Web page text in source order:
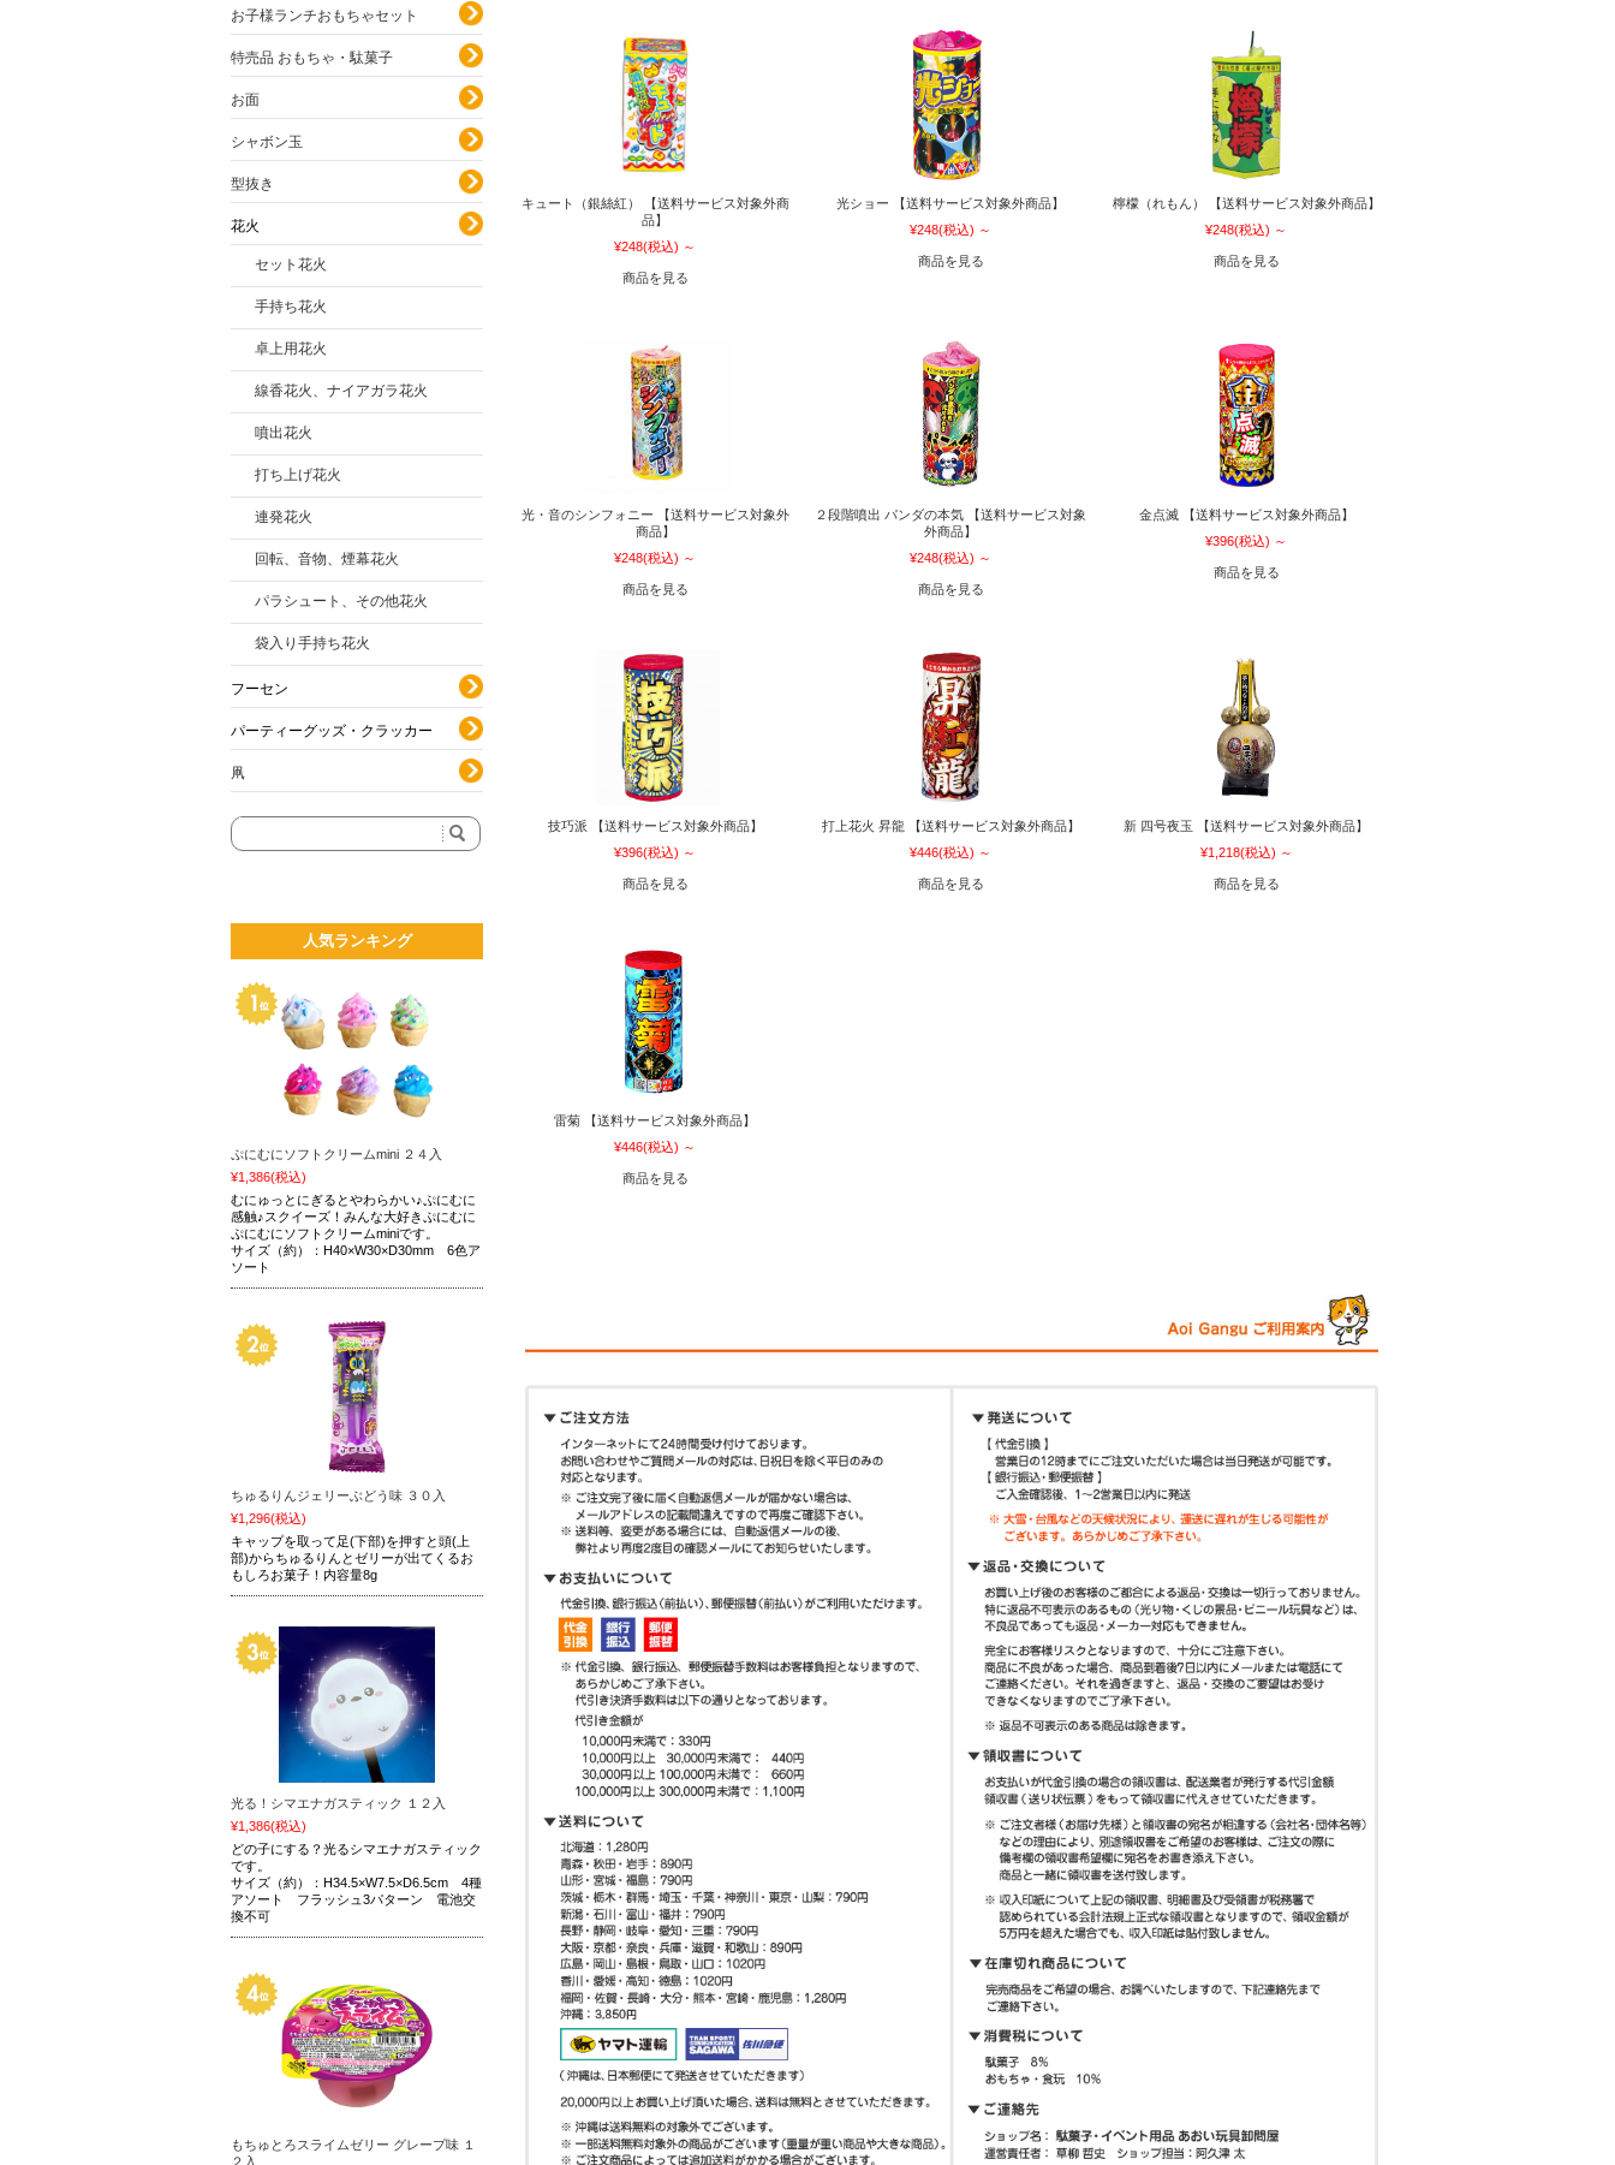
キュート（銀絲紅） 【送料サービス対象外商
品】
¥248(税込) ～
商品を見る
光ショー 【送料サービス対象外商品】
¥248(税込) ～
商品を見る
檸檬（れもん） 【送料サービス対象外商品】
¥248(税込) ～
商品を見る
光・音のシンフォニー 【送料サービス対象外
商品】
¥248(税込) ～
商品を見る
２段階噴出 パンダの本気 【送料サービス対象
外商品】
¥248(税込) ～
商品を見る
金点滅 【送料サービス対象外商品】
¥396(税込) ～
商品を見る
技巧派 【送料サービス対象外商品】
¥396(税込) ～
商品を見る
打上花火 昇龍 【送料サービス対象外商品】
¥446(税込) ～
商品を見る
新 四号夜玉 【送料サービス対象外商品】
¥1,218(税込) ～
商品を見る
雷菊 【送料サービス対象外商品】
¥446(税込) ～
商品を見る
お子様ランチおもちゃセット
特売品 おもちゃ・駄菓子
お面
シャボン玉
型抜き
花火
セット花火
手持ち花火
卓上用花火
線香花火、ナイアガラ花火
噴出花火
打ち上げ花火
連発花火
回転、音物、煙幕花火
パラシュート、その他花火
袋入り手持ち花火
フーセン
パーティーグッズ・クラッカー
凧
人気ランキング
ぷにむにソフトクリームmini ２４入
¥1,386(税込)
むにゅっとにぎるとやわらかい♪ぷにむに
感触♪スクイーズ！みんな大好きぷにむに
ぷにむにソフトクリームminiです。
サイズ（約）：H40×W30×D30mm 6色ア
ソート
ちゅるりんジェリーぶどう味 ３０入
¥1,296(税込)
キャップを取って足(下部)を押すと頭(上
部)からちゅるりんとゼリーが出てくるお
もしろお菓子！内容量8g
光る！シマエナガスティック １２入
¥1,386(税込)
どの子にする？光るシマエナガスティック
です。
サイズ（約）：H34.5×W7.5×D6.5cm 4種
アソート フラッシュ3パターン 電池交
換不可
もちゅとろスライムゼリー グレープ味 １
２入